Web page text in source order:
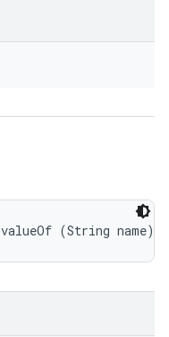
valueOf (String name)